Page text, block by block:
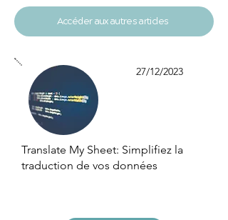
Accéder aux autres articles
27/12/2023
Translate My Sheet: Simplifiez la
traduction de vos données